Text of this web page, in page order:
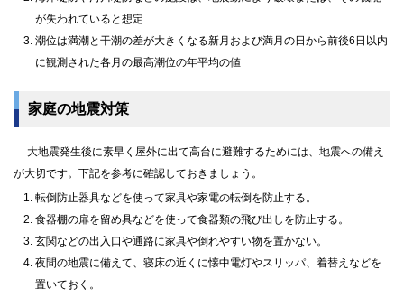
が失われていると想定
潮位は満潮と干潮の差が大きくなる新月および満月の日から前後6日以内
に観測された各月の最高潮位の年平均の値
家庭の地震対策
大地震発生後に素早く屋外に出て高台に避難するためには、地震への備え
が大切です。下記を参考に確認しておきましょう。
転倒防止器具などを使って家具や家電の転倒を防止する。
食器棚の扉を留め具などを使って食器類の飛び出しを防止する。
玄関などの出入口や通路に家具や倒れやすい物を置かない。
夜間の地震に備えて、寝床の近くに懐中電灯やスリッパ、着替えなどを
置いておく。